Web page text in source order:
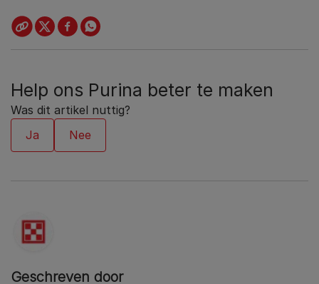
Help ons Purina beter te maken
Was dit artikel nuttig?
Geschreven door